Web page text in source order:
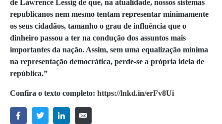
de Lawrence Lessig de que, na atualidade, nossos sistemas
republicanos nem mesmo tentam representar minimamente
os seus cidadãos, tamanho o grau de influência que o
dinheiro passou a ter na condução dos assuntos mais
importantes da nação. Assim, sem uma equalização mínima
na representação democrática, perde-se a própria ideia de
república.”
Confira o texto completo: https://lnkd.in/erFv8Ui